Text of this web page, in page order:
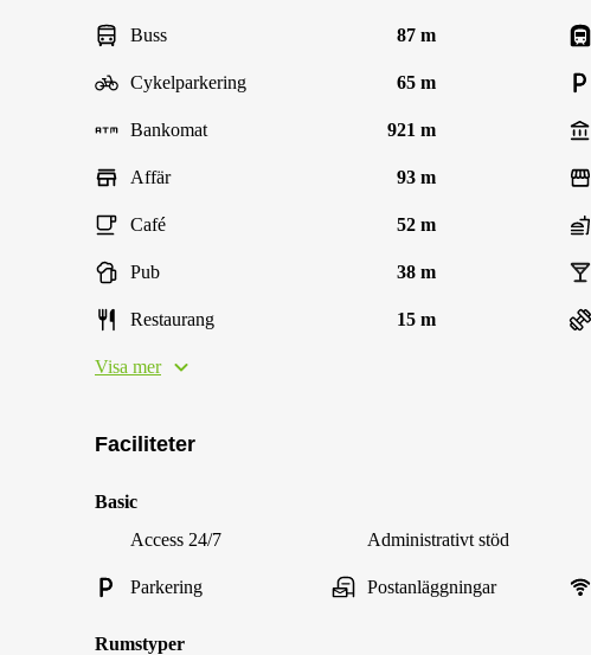
Buss 87 m
Cykelparkering 65 m
Bankomat 921 m
Affär 93 m
Café 52 m
Pub 38 m
Restaurang 15 m
Visa mer
Faciliteter
Basic
Access 24/7
Administrativt stöd
Parkering Postanläggningar
Rumstyper